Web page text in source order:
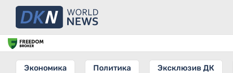
Экономика Политика Эксклюзив ДК